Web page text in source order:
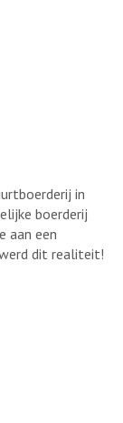
in
boerderij
aan een
dit realiteit!